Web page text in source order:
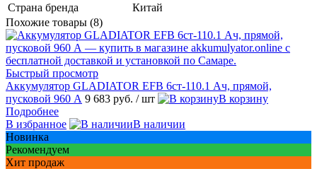
Страна бренда
Китай
Похожие товары (8)
Быстрый просмотр
Аккумулятор GLADIATOR EFB 6ст-110.1 Ач, прямой,
пусковой 960 А 9 683 руб. / шт
В корзину
Подробнее
В избранное
В наличии
Новинка
Рекомендуем
Хит продаж